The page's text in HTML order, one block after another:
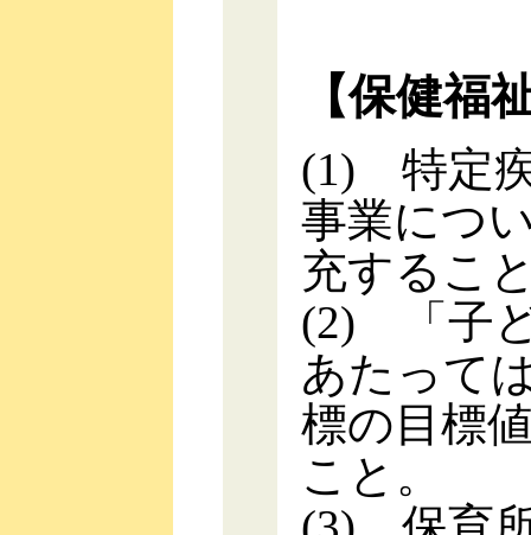
【保健福
(1) 特定
事業につ
充するこ
(2) 「子
あたって
標の目標
こと。